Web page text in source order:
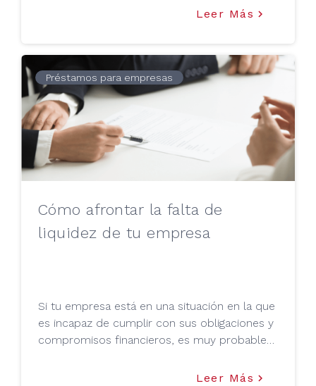
puede ayudarte a dar ese primer paso a la
Leer Más keyboard_arrow_right
Préstamos para empresas
Cómo afrontar la falta de
liquidez de tu empresa
Si tu empresa está en una situación en la que
es incapaz de cumplir con sus obligaciones y
compromisos financieros, es muy probable
liquidez; del cual ,como propietario, deberás
Leer Más keyboard_arrow_right